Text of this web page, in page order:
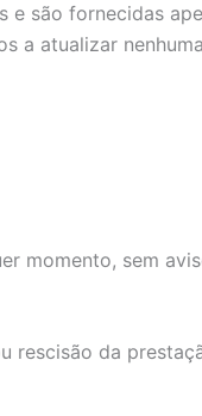
são fornecidas
a atualizar
momento, sem
rescisão da